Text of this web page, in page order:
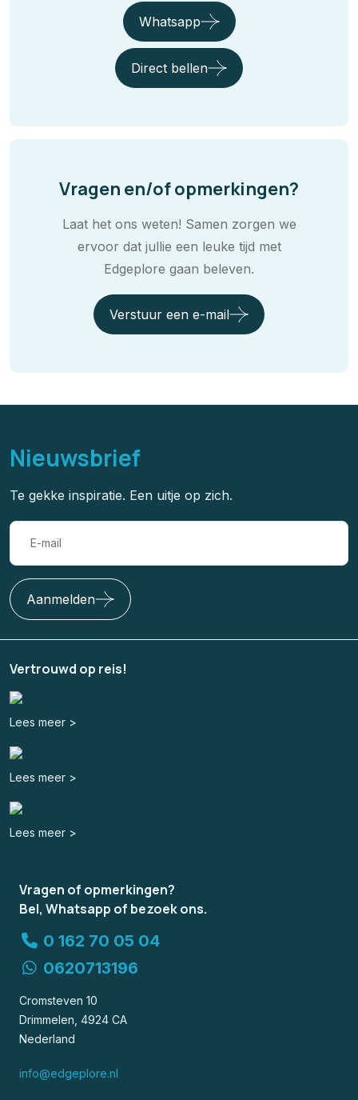
Whatsapp
Direct bellen
Vragen en/of opmerkingen?
Laat het ons weten! Samen zorgen we
ervoor dat jullie een leuke tijd met
Edgeplore gaan beleven.
Verstuur een e-mail
Nieuwsbrief
Te gekke inspiratie. Een uitje op zich.
Aanmelden
Vertrouwd op reis!
Lees meer >
Lees meer >
Lees meer >
Vragen of opmerkingen?
Bel, Whatsapp of bezoek ons.
0 162 70 05 04
0620713196
Cromsteven 10
Drimmelen, 4924 CA
Nederland
info@edgeplore.nl